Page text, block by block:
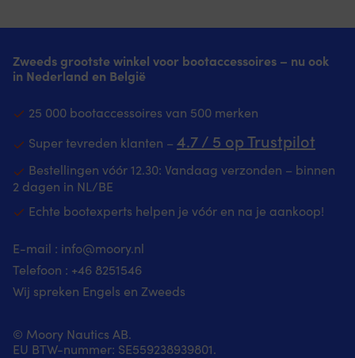
Zweeds grootste winkel voor bootaccessoires – nu ook
in Nederland en België
25 000 bootaccessoires van 500 merken
Super tevreden klanten – 4.7 / 5 op Trustpilot
Bestellingen vóór 12.30: Vandaag verzonden – binnen
2 dagen in NL/BE
Echte bootexperts helpen je vóór en na je aankoop!
E-mail : info@moory.nl
Telefoon : +46 8251546
Wij spreken Engels en Zweeds
© Moory Nautics AB.
EU BTW-nummer: SE559238939801.